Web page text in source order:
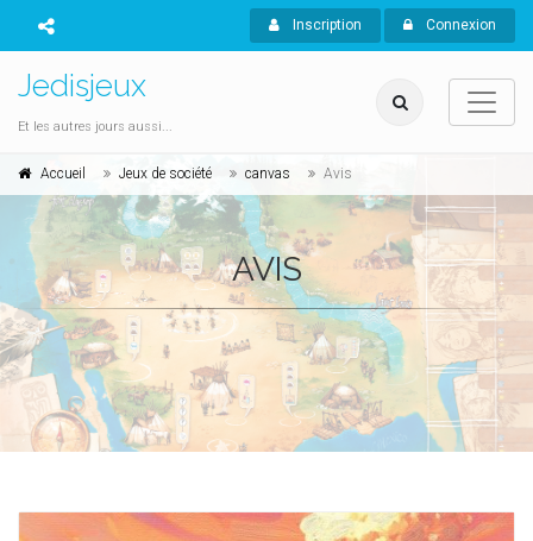
Inscription Connexion
Jedisjeux
Et les autres jours aussi...
Accueil Jeux de société canvas Avis
AVIS